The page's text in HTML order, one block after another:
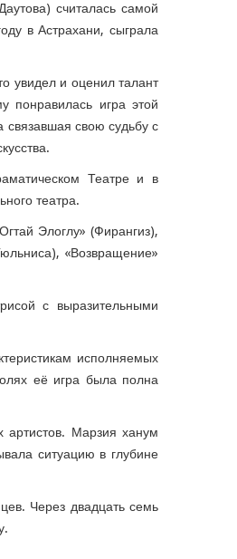
считалась самой
в Астрахани, сыграла
увидел и оценил талант
понравилась игра этой
связавшая свою судьбу с
Театре и в
театра.
Элоглу» (Фирангиз),
«Возвращение»
с выразительными
исполняемых
её игра была полна
Марзия ханум
ситуацию в глубине
Через двадцать семь